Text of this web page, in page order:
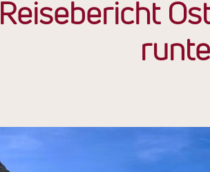
Reisebericht